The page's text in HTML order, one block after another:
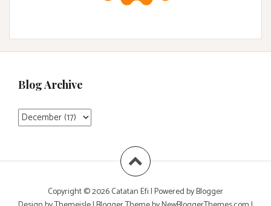
Blog Archive
Copyright ©2026Catatan Efi| Powered byBlogger